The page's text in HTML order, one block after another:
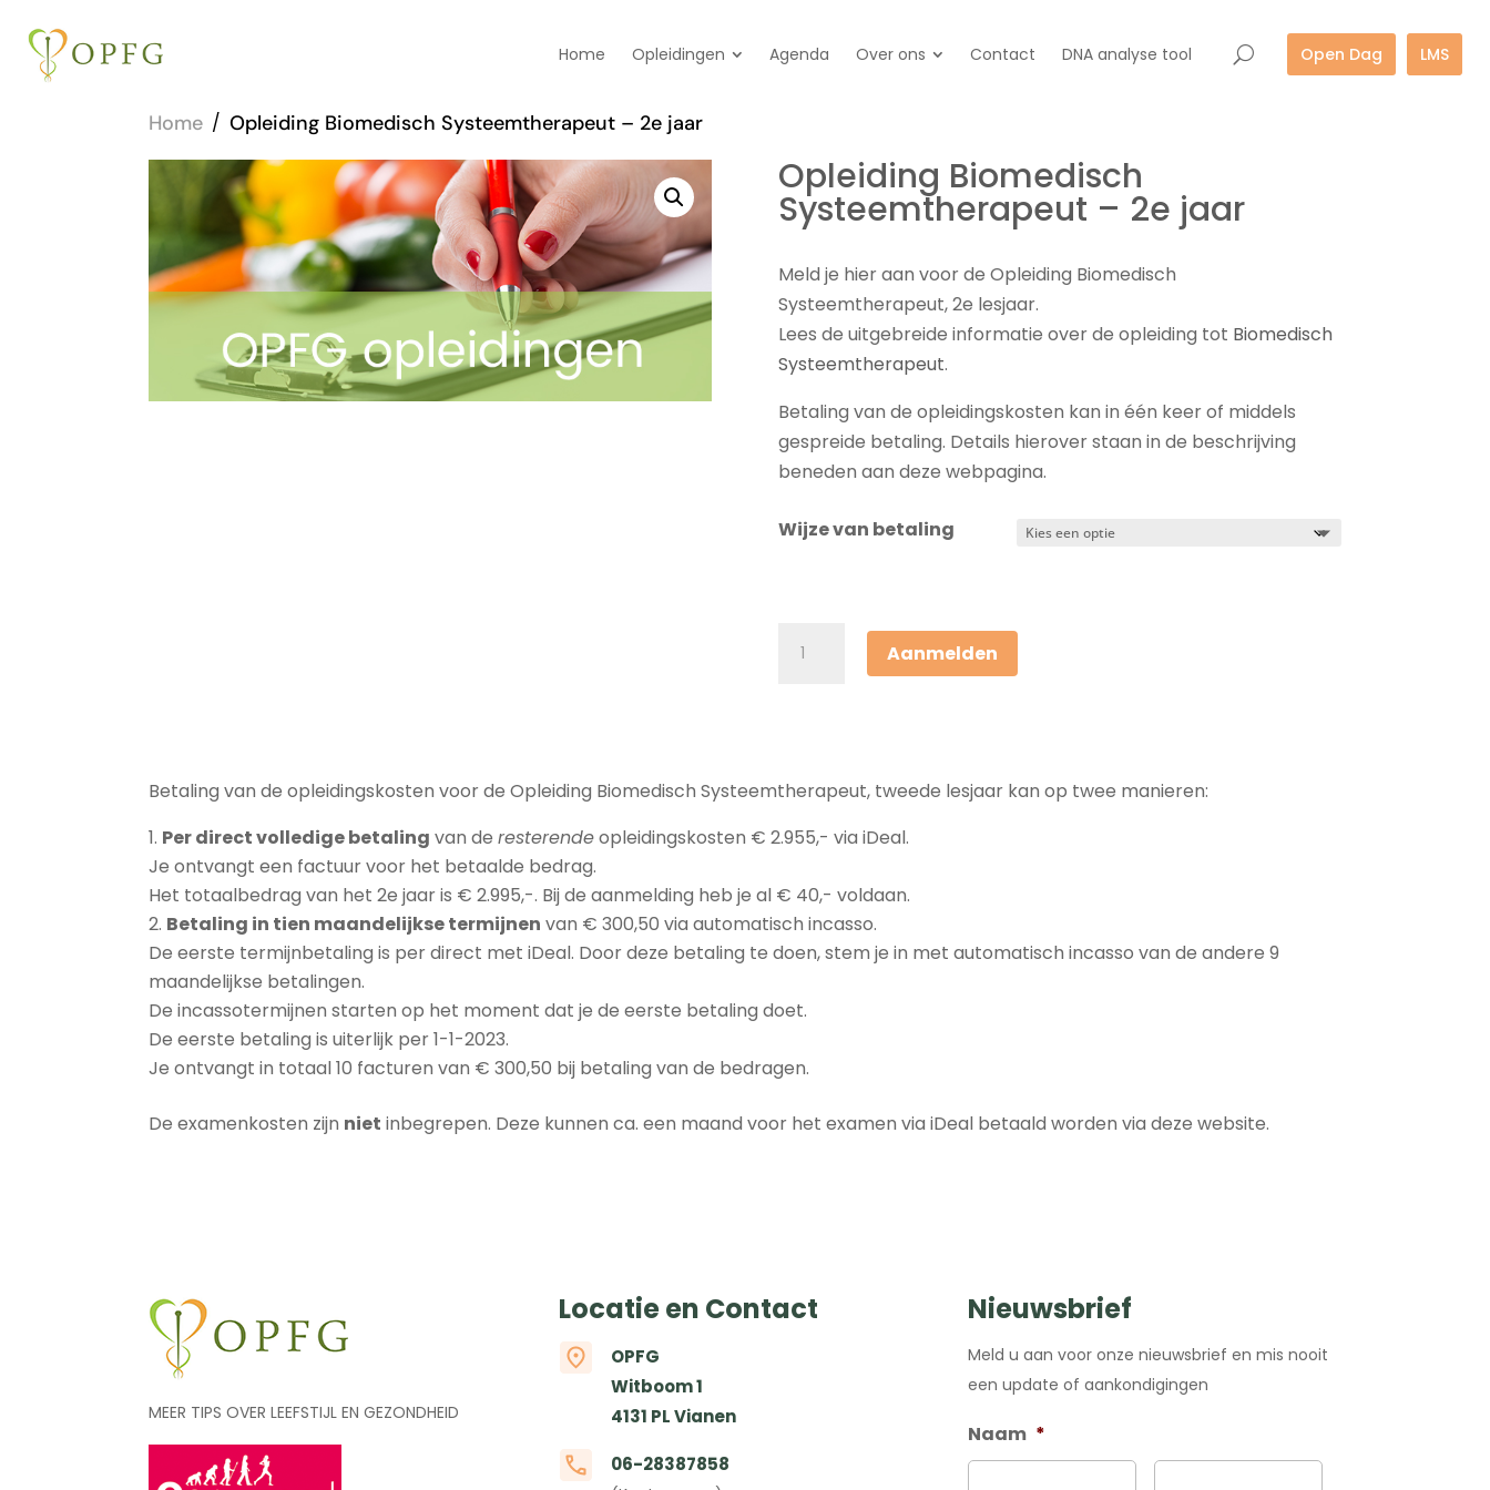
Home Opleidingen Agenda Over ons Contact DNA analyse tool Open Dag LMS
Home / Opleiding Biomedisch Systeemtherapeut – 2e jaar
Opleiding Biomedisch
Systeemtherapeut – 2e jaar
Meld je hier aan voor de Opleiding Biomedisch
Systeemtherapeut, 2e lesjaar.
Lees de uitgebreide informatie over de opleiding tot Biomedisch
Systeemtherapeut.
Betaling van de opleidingskosten kan in één keer of middels
gespreide betaling. Details hierover staan in de beschrijving
beneden aan deze webpagina.
Wijze van betaling
Biomedisch
jaar
Aanmelden
Betaling van de opleidingskosten voor de Opleiding Biomedisch Systeemtherapeut, tweede lesjaar kan op twee manieren:
Per direct volledige betaling van deresterendeopleidingskosten € 2.955,- via iDeal.
Je ontvangt een factuur voor het betaalde bedrag.
Het totaalbedrag van het 2e jaar is € 2.995,-. Bij de aanmelding heb je al € 40,- voldaan.
Betaling in tien maandelijkse termijnen van € 300,50 via automatisch incasso.
De eerste termijnbetaling is per direct met iDeal. Door deze betaling te doen, stem je in met automatisch incasso van de andere 9
maandelijkse betalingen.
De incassotermijnen starten op het moment dat je de eerste betaling doet.
De eerste betaling is uiterlijk per 1-1-2023.
Je ontvangt in totaal 10 facturen van € 300,50 bij betaling van de bedragen.
De examenkosten zijn niet inbegrepen. Deze kunnen ca. een maand voor het examen via iDeal betaald worden via deze website.
MEER TIPS OVER LEEFSTIJL EN GEZONDHEID
Locatie en Contact
OPFG
Witboom 1
4131 PL Vianen
06-28387858
Nieuwsbrief
Meld u aan voor onze nieuwsbrief en mis nooit
een update of aankondigingen
Naam *